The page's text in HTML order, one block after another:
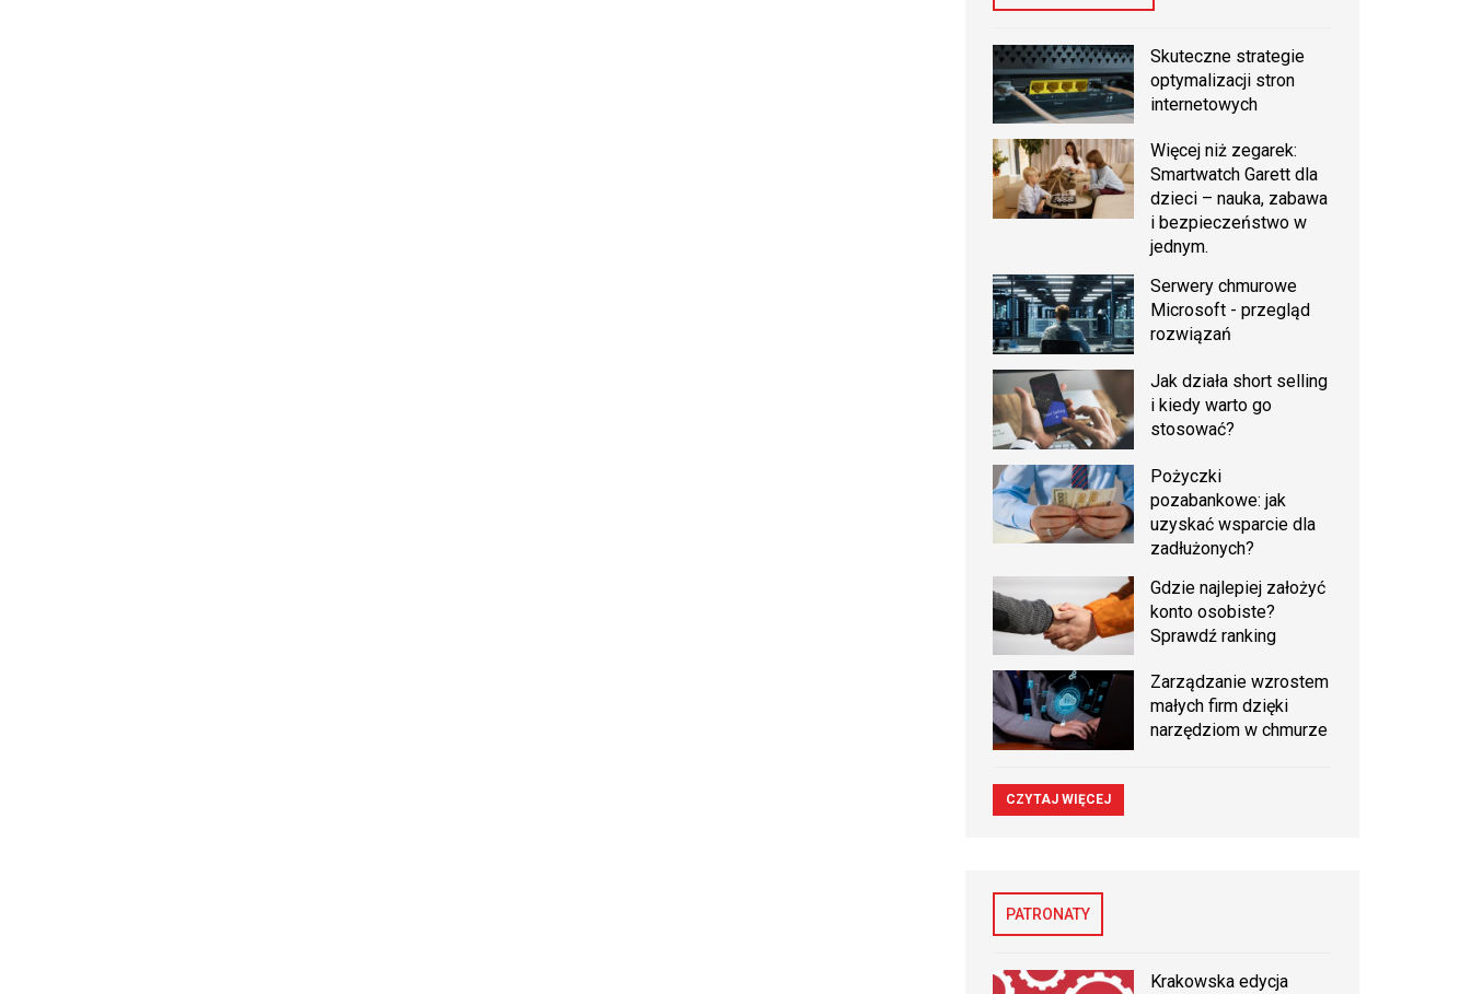
Skuteczne strategie
optymalizacji stron
internetowych
Więcej niż zegarek:
Smartwatch Garett dla
dzieci – nauka, zabawa
i bezpieczeństwo w
jednym.
Serwery chmurowe
Microsoft - przegląd
rozwiązań
Jak działa short selling
i kiedy warto go
stosować?
Pożyczki
pozabankowe: jak
uzyskać wsparcie dla
zadłużonych?
Gdzie najlepiej założyć
konto osobiste?
Sprawdź ranking
Zarządzanie wzrostem
małych firm dzięki
narzędziom w chmurze
CZYTAJ WIĘCEJ
PATRONATY
Krakowska edycja